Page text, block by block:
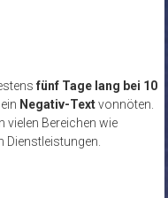
fünf Tage lang bei 10
Negativ-Textvonnöten.
vielen Bereichen wie
Dienstleistungen.